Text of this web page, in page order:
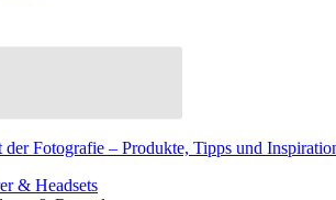
der Fotografie – Produkte, Tipps und
& Headsets